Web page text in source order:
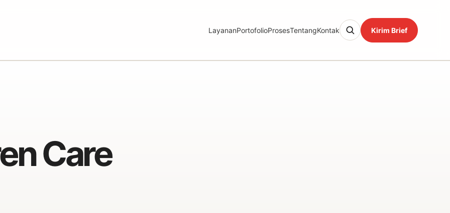
LayananPortofolioProsesTentangKontak Kirim Brief
Care